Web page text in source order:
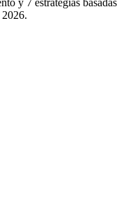
y 7 estrategias basadas